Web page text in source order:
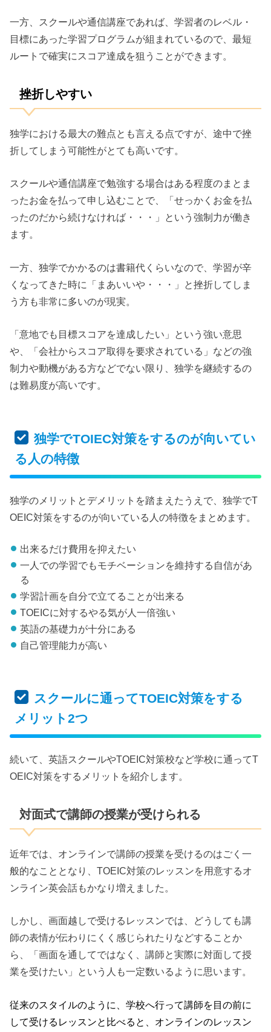
一方、スクールや通信講座であれば、学習者のレベル・
目標にあった学習プログラムが組まれているので、最短
ルートで確実にスコア達成を狙うことができます。
挫折しやすい
独学における最大の難点とも言える点ですが、途中で挫
折してしまう可能性がとても高いです。
スクールや通信講座で勉強する場合はある程度のまとま
ったお金を払って申し込むことで、「せっかくお金を払
ったのだから続けなければ・・・」という強制力が働き
ます。
一方、独学でかかるのは書籍代くらいなので、学習が辛
くなってきた時に「まあいいや・・・」と挫折してしま
う方も非常に多いのが現実。
「意地でも目標スコアを達成したい」という強い意思
や、「会社からスコア取得を要求されている」などの強
制力や動機がある方などでない限り、独学を継続するの
は難易度が高いです。
独学でTOIEC対策をするのが向いてい
る人の特徴
独学のメリットとデメリットを踏まえたうえで、独学でT
OEIC対策をするのが向いている人の特徴をまとめます。
出来るだけ費用を抑えたい
一人での学習でもモチベーションを維持する自信があ
る
学習計画を自分で立てることが出来る
TOEICに対するやる気が人一倍強い
英語の基礎力が十分にある
自己管理能力が高い
スクールに通ってTOEIC対策をする
メリット2つ
続いて、英語スクールやTOEIC対策校など学校に通ってT
OEIC対策をするメリットを紹介します。
対面式で講師の授業が受けられる
近年では、オンラインで講師の授業を受けるのはごく一
般的なこととなり、TOEIC対策のレッスンを用意するオ
ンライン英会話もかなり増えました。
しかし、画面越しで受けるレッスンでは、どうしても講
師の表情が伝わりにくく感じられたりなどすることか
ら、「画面を通してではなく、講師と実際に対面して授
業を受けたい」という人も一定数いるように思います。
従来のスタイルのように、学校へ行って講師を目の前に
して受けるレッスンと比べると、オンラインのレッスン